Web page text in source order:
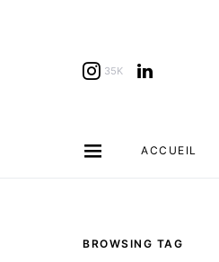
35K
ACCUEIL
BROWSING TAG